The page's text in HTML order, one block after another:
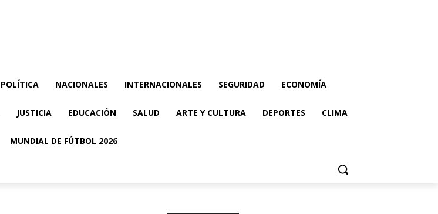
POLÍTICA NACIONALES INTERNACIONALES SEGURIDAD ECONOMÍA
JUSTICIA EDUCACIÓN SALUD ARTE Y CULTURA DEPORTES CLIMA
MUNDIAL DE FÚTBOL 2026